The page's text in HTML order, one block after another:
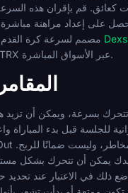
كعائق. قم بإقران هذه
الأصلي للمحفظة ودعم TRX عبر الأسواق المباشرة.
تتحرك بسرعة، ويمكن أن تزيد
للجلسة قبل بدء المباراة
ضع ذلك في الاعتبار عند تحديد